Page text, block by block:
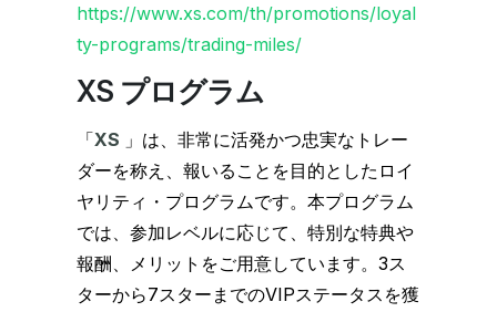
https://www.xs.com/th/promotions/loyal
ty-programs/trading-miles/
XS プログラム
「XS 」は、非常に活発かつ忠実なトレー
ダーを称え、報いることを目的としたロイ
ヤリティ・プログラムです。本プログラム
では、参加レベルに応じて、特別な特典や
報酬、メリットをご用意しています。3ス
ターから7スターまでのVIPステータスを獲